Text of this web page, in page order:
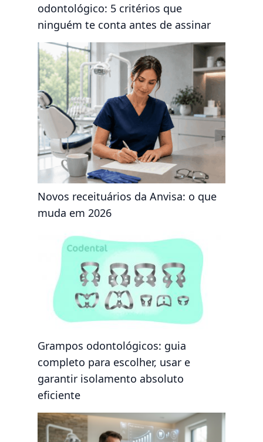
odontológico: 5 critérios que
ninguém te conta antes de assinar
Novos receituários da Anvisa: o que
muda em 2026
Grampos odontológicos: guia
completo para escolher, usar e
garantir isolamento absoluto
eficiente